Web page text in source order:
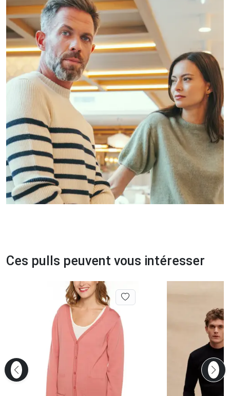
Ces pulls peuvent vous intéresser